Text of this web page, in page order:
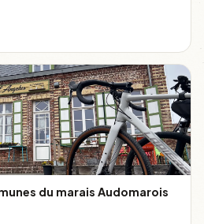
du marais Audomarois